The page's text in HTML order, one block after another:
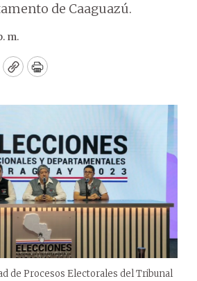
de Caaguazú.
m.
CopyPrint
de Procesos Electorales del Tribunal